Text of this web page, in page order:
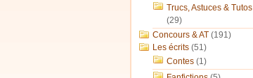
Trucs, Astuces & Tutos
(29)
Concours & AT(191)
Les écrits(51)
Contes(1)